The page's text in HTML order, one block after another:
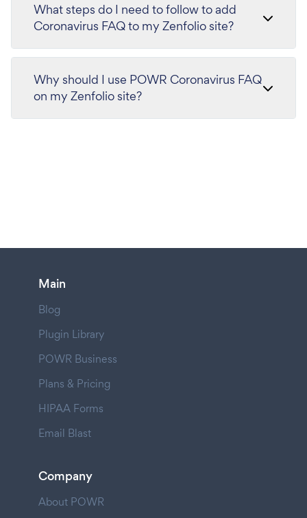
What steps do I need to follow to add
Coronavirus FAQ to my Zenfolio site?
Why should I use POWR Coronavirus FAQ
on my Zenfolio site?
Main
Blog
Plugin Library
POWR Business
Plans & Pricing
HIPAA Forms
Email Blast
Company
About POWR